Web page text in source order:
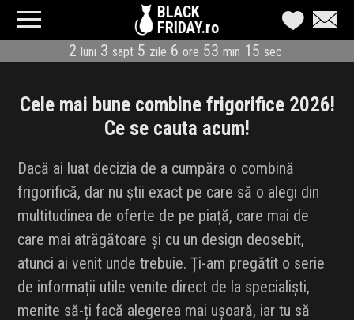
BLACK
FRIDAY.ro
2 luni 3 sapt 5 zile 6 ore 53 min 15 sec
CATEGORII
MAGAZINE
ÎNSCRIE MAGAZIN
LIVE BLOG
REDUCERI
CODURI REDUCERE
CÂND E BLACK FRIDAY
Cele mai bune combine frigorifice 2026!
Ce se cauta acum!
Dacă ai luat decizia de a cumpăra o combină
frigorifică, dar nu știi exact pe care să o alegi din
multitudinea de oferte de pe piață, care mai de
care mai atrăgătoare și cu un design deosebit,
atunci ai venit unde trebuie. Ți-am pregătit o serie
de informații utile venite direct de la specialiști,
menite să-ți facă alegerea mai ușoară, iar tu să